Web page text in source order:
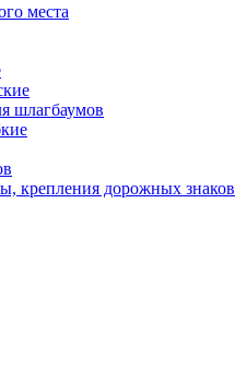
места
шлагбаумов
крепления дорожных знаков